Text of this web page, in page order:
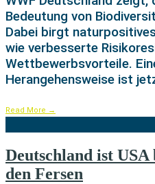
Bedeutung von
Dabei birgt
wie verbesserte
Wettbewerbsvorteile.
Herangehensweise ist
Read More →
Deutschland ist
den Fersen